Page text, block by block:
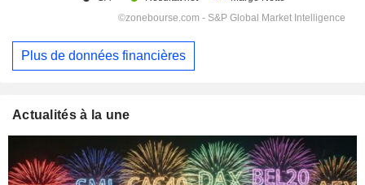
Plus de données financières
Actualités à la une